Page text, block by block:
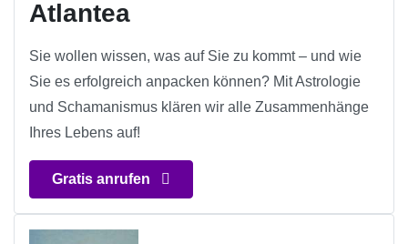
Atlantea
Sie wollen wissen, was auf Sie zu kommt – und wie
Sie es erfolgreich anpacken können? Mit Astrologie
und Schamanismus klären wir alle Zusammenhänge
Ihres Lebens auf!
Gratis anrufen